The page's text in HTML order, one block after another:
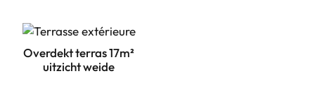
Overdekt terras 17m²
uitzicht weide